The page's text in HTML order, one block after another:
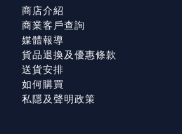
商店介紹
商業客戶查詢
媒體報導
貨品退換及優惠條款
送貨安排
如何購買
私隱及聲明政策